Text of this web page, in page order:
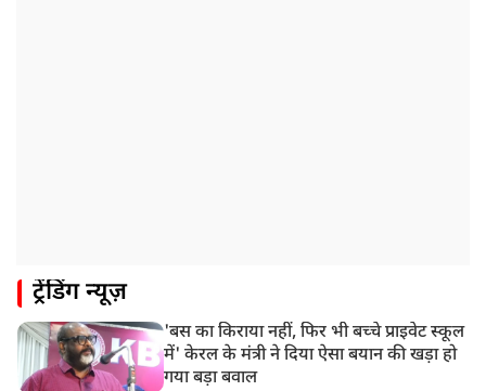
ट्रेंडिंग न्यूज़
'बस का किराया नहीं, फिर भी बच्चे प्राइवेट स्कूल
में' केरल के मंत्री ने दिया ऐसा बयान की खड़ा हो
गया बड़ा बवाल